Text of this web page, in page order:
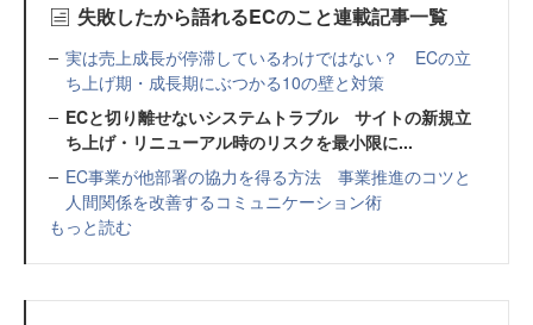
失敗したから語れるECのこと連載記事一覧
実は売上成長が停滞しているわけではない？ ECの立
ち上げ期・成長期にぶつかる10の壁と対策
ECと切り離せないシステムトラブル サイトの新規立
ち上げ・リニューアル時のリスクを最小限に...
EC事業が他部署の協力を得る方法 事業推進のコツと
人間関係を改善するコミュニケーション術
もっと読む